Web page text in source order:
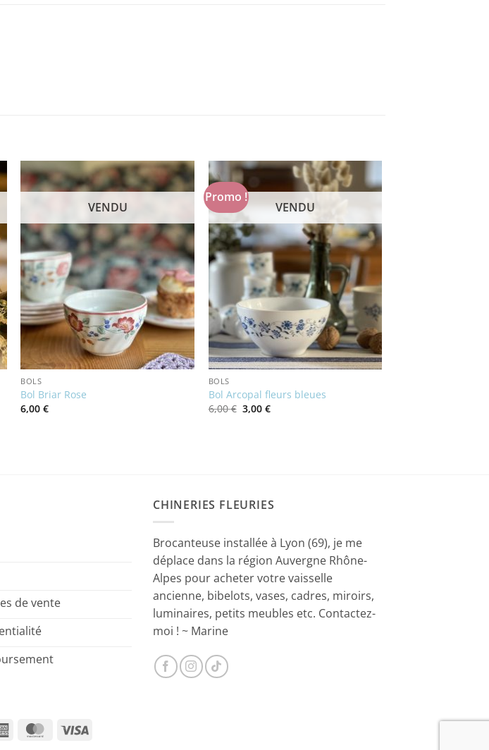
VENDU
BOLS
Bol Briar Rose
6,00€
Promo !
VENDU
BOLS
Bol Arcopal fleurs bleues
6,00€ Le
prix
3,00 €Le
de vente
CHINERIES FLEURIES
Brocanteuse installée à Lyon (69), je me
déplace dans la région Auvergne Rhône-
Alpes pour acheter votre vaisselle
ancienne, bibelots, vases, cadres, miroirs,
luminaires, petits meubles etc. Contactez-
moi ! ~ Marine
American MasterCard
Visa